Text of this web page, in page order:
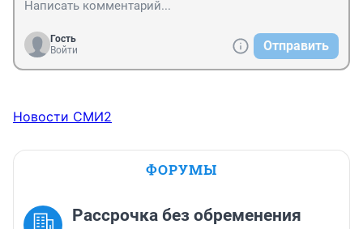
Гость
Войти
Отправить
Новости СМИ2
ФОРУМЫ
Рассрочка без обременения